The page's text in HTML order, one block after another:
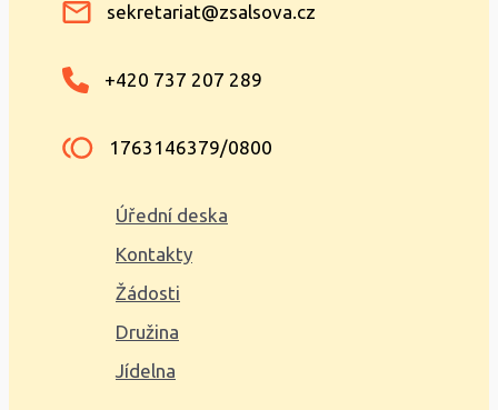
sekretariat@zsalsova.cz
+420 737 207 289
1763146379/0800
Úřední deska
Kontakty
Žádosti
Družina
Jídelna